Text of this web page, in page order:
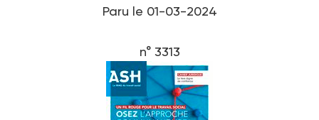
Paru le 01-03-2024
n° 3313